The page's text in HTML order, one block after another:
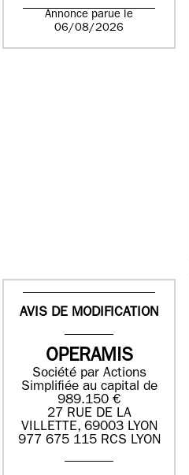
Annonce parue le
06/08/2026
AVIS DE MODIFICATION
OPERAMIS
Société par Actions
Simplifiée au capital de
989.150 €
27 RUE DE LA
VILLETTE, 69003 LYON
977 675 115 RCS LYON